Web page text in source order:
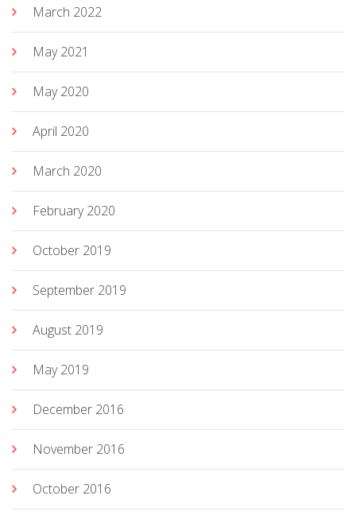
March 2022
May 2021
May 2020
April 2020
March 2020
February 2020
October 2019
September 2019
August 2019
May 2019
December 2016
November 2016
October 2016